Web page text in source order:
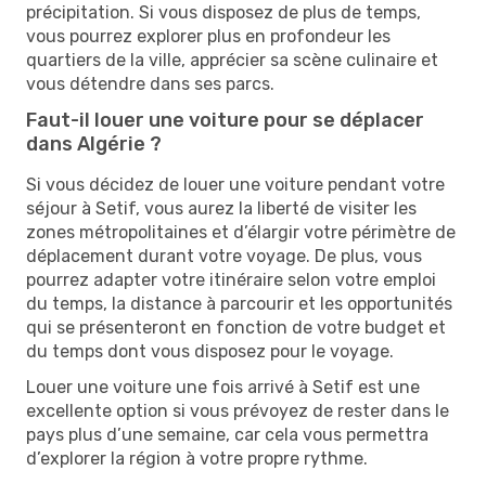
précipitation. Si vous disposez de plus de temps,
vous pourrez explorer plus en profondeur les
quartiers de la ville, apprécier sa scène culinaire et
vous détendre dans ses parcs.
Faut-il louer une voiture pour se déplacer
dans Algérie ?
Si vous décidez de louer une voiture pendant votre
séjour à Setif, vous aurez la liberté de visiter les
zones métropolitaines et d’élargir votre périmètre de
déplacement durant votre voyage. De plus, vous
pourrez adapter votre itinéraire selon votre emploi
du temps, la distance à parcourir et les opportunités
qui se présenteront en fonction de votre budget et
du temps dont vous disposez pour le voyage.
Louer une voiture une fois arrivé à Setif est une
excellente option si vous prévoyez de rester dans le
pays plus d’une semaine, car cela vous permettra
d’explorer la région à votre propre rythme.